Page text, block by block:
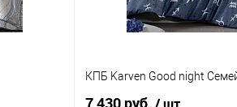
КПБ Karven Good night
7 430 руб.